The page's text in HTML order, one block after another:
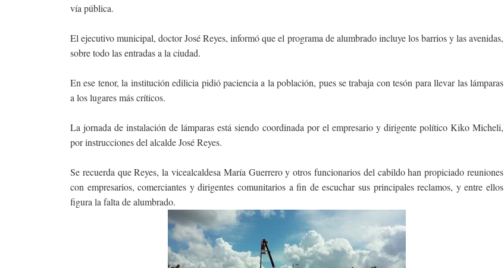
vía pública.
El ejecutivo municipal, doctor José Reyes, informó que el programa de alumbrado incluye los barrios y las avenidas,
sobre todo las entradas a la ciudad.
En ese tenor, la institución edilicia pidió paciencia a la población, pues se trabaja con tesón para llevar las lámparas
a los lugares más críticos.
La jornada de instalación de lámparas está siendo coordinada por el empresario y dirigente político Kiko Micheli,
por instrucciones del alcalde José Reyes.
Se recuerda que Reyes, la vicealcaldesa María Guerrero y otros funcionarios del cabildo han propiciado reuniones
con empresarios, comerciantes y dirigentes comunitarios a fin de escuchar sus principales reclamos, y entre ellos
figura la falta de alumbrado.